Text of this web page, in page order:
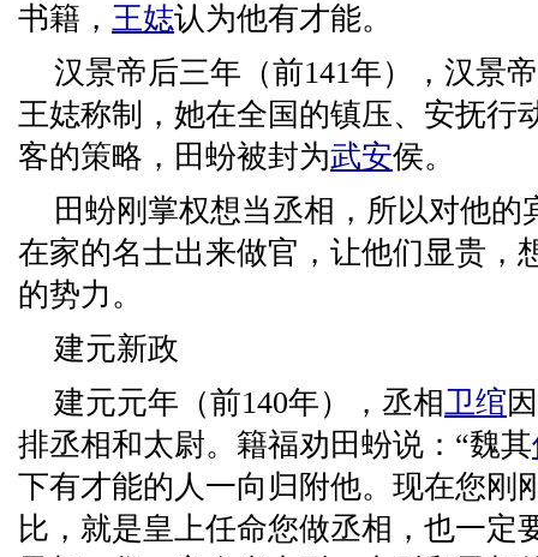
书籍， 王娡认为他有才能。
汉景帝后三年（前141年），汉景
王娡称制，她在全国的镇压、安抚行
客的策略，田蚡被封为武安侯。
田蚡刚掌权想当丞相，所以对他
在家的名士出来做官，让他们显贵，
的势力。
建元新政
建元元年（前140年），丞相卫绾
排丞相和太尉。籍福劝田蚡说：“魏其
下有才能的人一向归附他。现在您刚
比，就是皇上任命您做丞相，也一定